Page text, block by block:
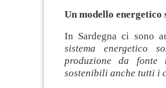
Un modello energetico
In Sardegna ci sono
sistema energetico
produzione da fonte
sostenibili anche tutti i